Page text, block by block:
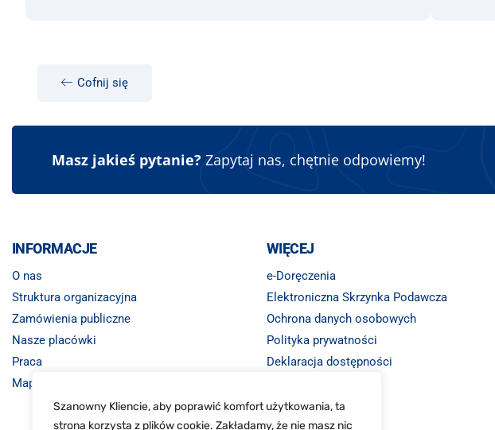
Szanowny Kliencie, aby poprawić komfort użytkowania, ta
strona korzysta z plików cookie. Zakładamy, że nie masz nic
Cofnij się
Masz jakieś pytanie? Zapytaj nas, chętnie odpowiemy!
INFORMACJE
O nas
Struktura organizacyjna
Zamówienia publiczne
Nasze placówki
Praca
Mapa strony
WIĘCEJ
e-Doręczenia
Elektroniczna Skrzynka Podawcza
Ochrona danych osobowych
Polityka prywatności
Deklaracja dostępności